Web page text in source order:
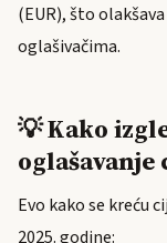
(EUR), što
oglašivačima.
💡 Kako
Evo kako se kreću
2025. godine: